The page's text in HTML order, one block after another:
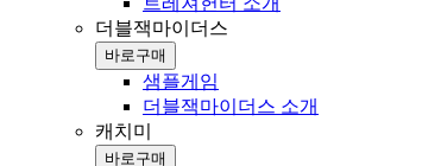
더블잭마이더스
바로구매
샘플게임
더블잭마이더스 소개
캐치미
바로구매